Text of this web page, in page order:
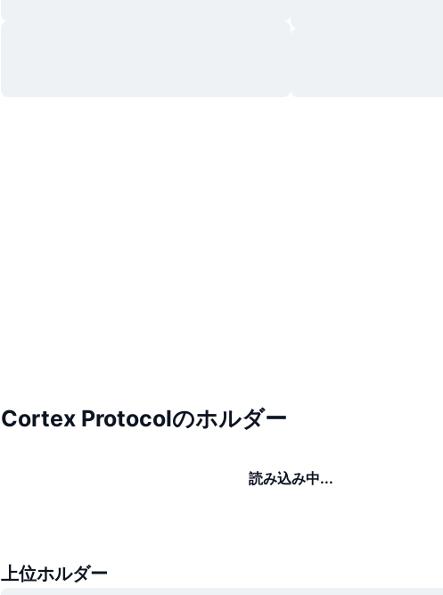
Cortex Protocolのホルダー
読み込み中...
上位ホルダー